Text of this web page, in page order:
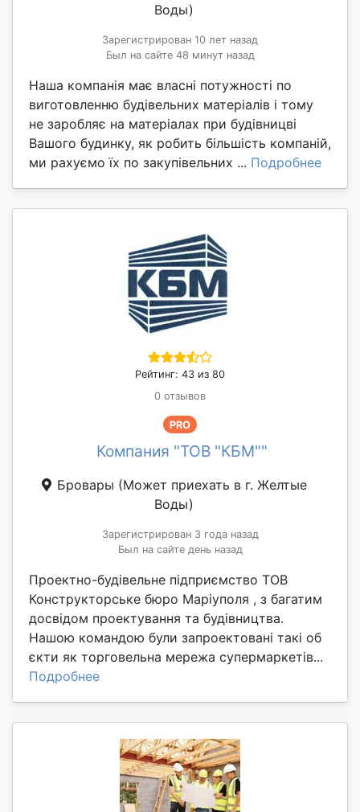
Воды)
Зарегистрирован 10 лет назад
Был на сайте 48 минут назад
Наша компанія має власні потужності по
виготовленню будівельних матеріалів і тому
не заробляє на матеріалах при будівницві
Вашого будинку, як робить більшість компаній,
ми рахуємо їх по закупівельних ... Подробнее
Рейтинг: 43 из 80
0 отзывов
PRO
Компания "ТОВ "КБМ""
Бровары (Может приехать в г. Желтые
Воды)
Зарегистрирован 3 года назад
Был на сайте день назад
Проектно-будівельне підприємство ТОВ
Конструкторське бюро Маріуполя , з багатим
досвідом проектування та будівництва.
Нашою командою були запроектовані такі об
єкти як торговельна мережа супермаркетів...
Подробнее